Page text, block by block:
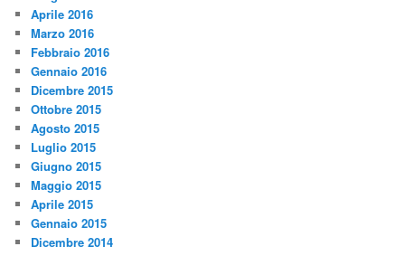
Aprile 2016
Marzo 2016
Febbraio 2016
Gennaio 2016
Dicembre 2015
Ottobre 2015
Agosto 2015
Luglio 2015
Giugno 2015
Maggio 2015
Aprile 2015
Gennaio 2015
Dicembre 2014